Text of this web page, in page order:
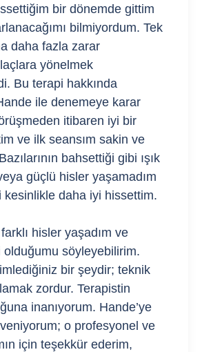
bir dönemde gittim
bilmiyordum. Tek
daha fazla zarar
yönelmek
Bu terapi hakkında
ile denemeye karar
itibaren iyi bir
ve ilk seansım sakin ve
bahsettiği gibi ışık
güçlü hisler yaşamadım
kesinlikle daha iyi hissettim.
hisler yaşadım ve
olduğumu söyleyebilirim.
bir şeydir; teknik
zordur. Terapistin
inanıyorum. Hande’ye
o profesyonel ve
için teşekkür ederim,